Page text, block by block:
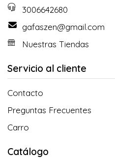
3006642680
gafaszen@gmail.com
Nuestras Tiendas
Servicio al cliente
Contacto
Preguntas Frecuentes
Carro
Catálogo